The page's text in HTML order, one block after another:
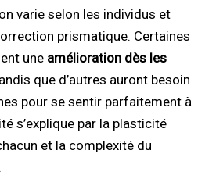
varie selon les individus et
prismatique. Certaines
une amélioration dès les
que d’autres auront besoin
pour se sentir parfaitement à
s’explique par la plasticité
et la complexité du